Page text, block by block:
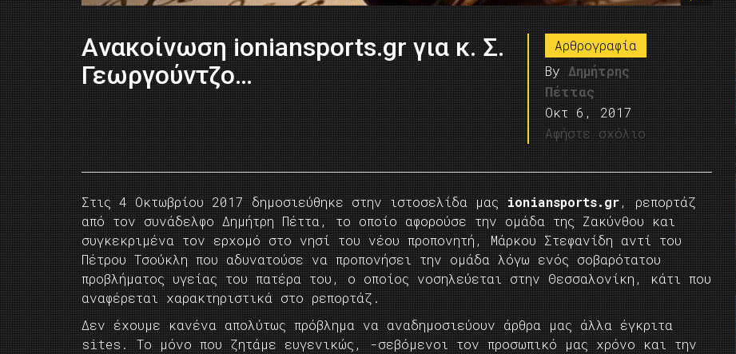
Aνακοίνωση ioniansports.gr για κ. Σ.
Γεωργούντζο…
Αρθρογραφία
By Δημήτρης
Πέττας
Οκτ 6, 2017
Αφήστε σχόλιο
Στις 4 Οκτωβρίου 2017 δημοσιεύθηκε στην ιστοσελίδα μας ioniansports.gr, ρεπορτάζ
από τον συνάδελφο Δημήτρη Πέττα, το οποίο αφορούσε την ομάδα της Ζακύνθου και
συγκεκριμένα τον ερχομό στο νησί του νέου προπονητή, Μάρκου Στεφανίδη αντί του
Πέτρου Τσούκλη που αδυνατούσε να προπονήσει την ομάδα λόγω ενός σοβαρότατου
προβλήματος υγείας του πατέρα του, ο οποίος νοσηλεύεται στην Θεσσαλονίκη, κάτι που
αναφέρεται χαρακτηριστικά στο ρεπορτάζ.
Δεν έχουμε κανένα απολύτως πρόβλημα να αναδημοσιεύουν άρθρα μας άλλα έγκριτα
sites. Το μόνο που ζητάμε ευγενικώς, -σεβόμενοι τον προσωπικό μας χρόνο και την